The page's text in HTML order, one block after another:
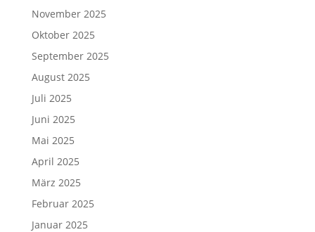
November 2025
Oktober 2025
September 2025
August 2025
Juli 2025
Juni 2025
Mai 2025
April 2025
März 2025
Februar 2025
Januar 2025